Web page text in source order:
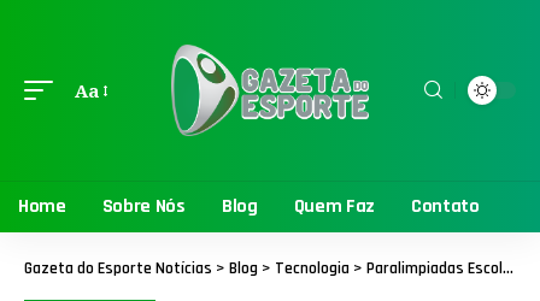
Aa
Home Sobre Nós Blog Quem Faz Contato
Gazeta do Esporte Notícias > Blog > Tecnologia > Paralimpiadas Escolares registram recorde de inscritos e destacam uso de tecnologia